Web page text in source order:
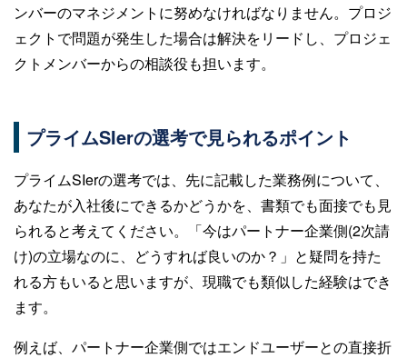
ンバーのマネジメントに努めなければなりません。プロジ
ェクトで問題が発生した場合は解決をリードし、プロジェ
クトメンバーからの相談役も担います。
プライムSIerの選考で見られるポイント
プライムSIerの選考では、先に記載した業務例について、
あなたが入社後にできるかどうかを、書類でも面接でも見
られると考えてください。「今はパートナー企業側(2次請
け)の立場なのに、どうすれば良いのか？」と疑問を持た
れる方もいると思いますが、現職でも類似した経験はでき
ます。
例えば、パートナー企業側ではエンドユーザーとの直接折